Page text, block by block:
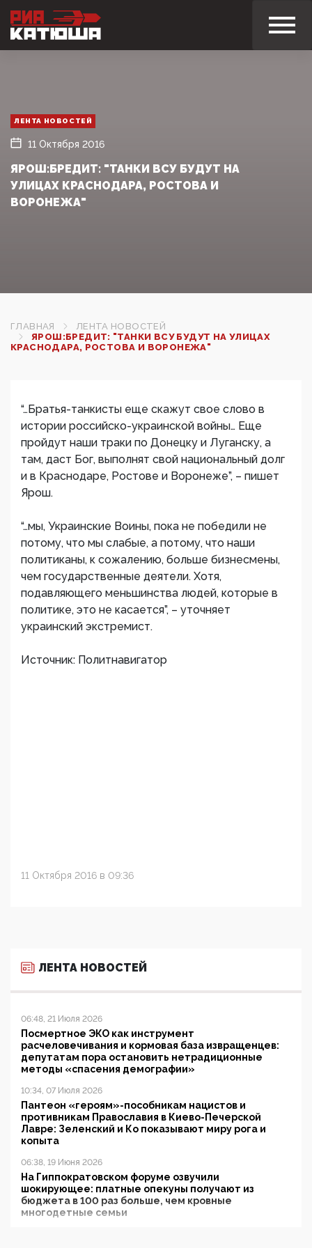
ЛЕНТА НОВОСТЕЙ
11 Октября 2016
ЯРОШ:БРЕДИТ: "ТАНКИ ВСУ БУДУТ НА
УЛИЦАХ КРАСНОДАРА, РОСТОВА И
ВОРОНЕЖА"
ГЛАВНАЯ
ЛЕНТА НОВОСТЕЙ
ЯРОШ:БРЕДИТ: "ТАНКИ ВСУ БУДУТ НА УЛИЦАХ
КРАСНОДАРА, РОСТОВА И ВОРОНЕЖА"
“…Братья-танкисты еще скажут свое слово в
истории российско-украинской войны… Еще
пройдут наши траки по Донецку и Луганску, а
там, даст Бог, выполнят свой национальный долг
и в Краснодаре, Ростове и Воронеже”, – пишет
Ярош.
“…мы, Украинские Воины, пока не победили не
потому, что мы слабые, а потому, что наши
политиканы, к сожалению, больше бизнесмены,
чем государственные деятели. Хотя,
подавляющего меньшинства людей, которые в
политике, это не касается”, – уточняет
украинский экстремист.
Источник: Политнавигатор
11 Октября 2016 в 09:36
ЛЕНТА НОВОСТЕЙ
06:48, 21 Июля 2026
Посмертное ЭКО как инструмент
расчеловечивания и кормовая база извращенцев:
депутатам пора остановить нетрадиционные
методы «спасения демографии»
10:34, 07 Июля 2026
Пантеон «героям»-пособникам нацистов и
противникам Православия в Киево-Печерской
Лавре: Зеленский и Ко показывают миру рога и
копыта
06:38, 19 Июня 2026
На Гиппократовском форуме озвучили
шокирующее: платные опекуны получают из
бюджета в 100 раз больше, чем кровные
многодетные семьи